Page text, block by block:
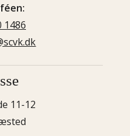
1486
11-12